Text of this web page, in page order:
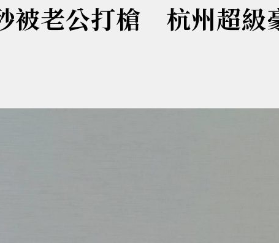
被老公打槍 杭州超級